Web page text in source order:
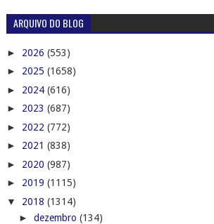
ARQUIVO DO BLOG
► 2026 (553)
► 2025 (1658)
► 2024 (616)
► 2023 (687)
► 2022 (772)
► 2021 (838)
► 2020 (987)
► 2019 (1115)
▼ 2018 (1314)
► dezembro (134)